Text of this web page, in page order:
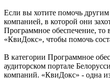
Если вы хотите помочь другим
компанией, в которой они
Программное обеспечение, то
«КвиДокс», чтобы помочь
В категории Программное
аудиторском портале
компаний. «КвиДокс» - одна